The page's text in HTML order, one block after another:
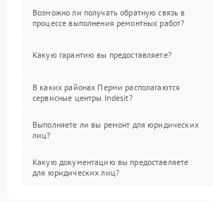
Возможно ли получать обратную связь в
процессе выполнения ремонтных работ?
Какую гарантию вы предоставляете?
В каких районах Перми располагаются
сервисные центры Indesit?
Выполняете ли вы ремонт для юридических
лиц?
Какую документацию вы предоставляете
для юридических лиц?